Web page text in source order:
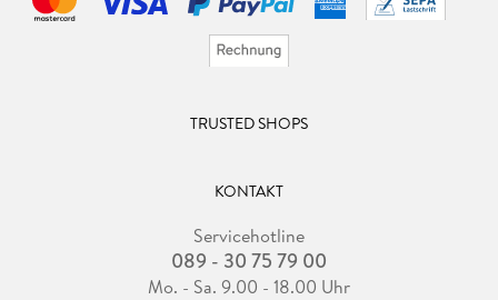
TRUSTED SHOPS
KONTAKT
Servicehotline
089 - 30 75 79 00
Mo. - Sa. 9.00 - 18.00 Uhr